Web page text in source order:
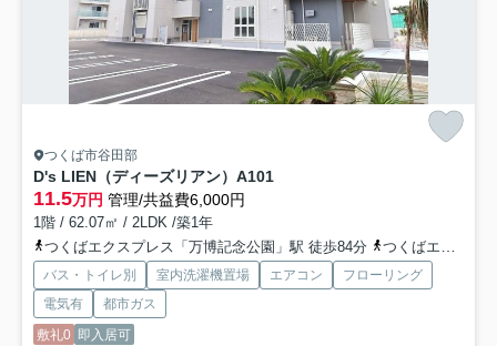
つくば市谷田部
D's LIEN（ディーズリアン） A101
11.5万円 管理/共益費6,000円
1階 / 62.07㎡ / 2LDK /築1年
つくばエクスプレス「万博記念公園」駅 徒歩84分
つくばエクスプレス「みどりの」駅 徒歩57分
バス・トイレ別 室内洗濯機置場 エアコン
フローリング
電気有
都市ガス
敷礼0 即入居可